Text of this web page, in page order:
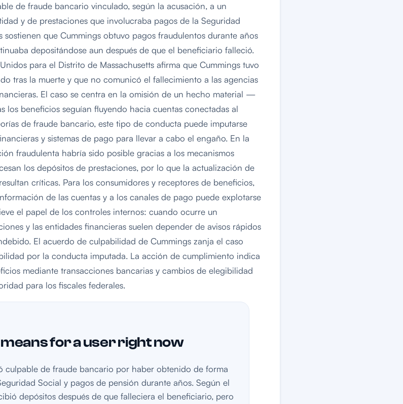
de fraude bancario vinculado, según la acusación, a un
y de prestaciones que involucraba pagos de la Seguridad
sostienen que Cummings obtuvo pagos fraudulentos durante años
depositándose aun después de que el beneficiario falleció.
para el Distrito de Massachusetts afirma que Cummings tuvo
tras la muerte y que no comunicó el fallecimiento a las agencias
El caso se centra en la omisión de un hecho material —
beneficios seguían fluyendo hacia cuentas conectadas al
de fraude bancario, este tipo de conducta puede imputarse
y sistemas de pago para llevar a cabo el engaño. En la
fraudulenta habría sido posible gracias a los mecanismos
los depósitos de prestaciones, por lo que la actualización de
críticas. Para los consumidores y receptores de beneficios,
de las cuentas y a los canales de pago puede explotarse
el papel de los controles internos: cuando ocurre un
y las entidades financieras suelen depender de avisos rápidos
El acuerdo de culpabilidad de Cummings zanja el caso
por la conducta imputada. La acción de cumplimiento indica
mediante transacciones bancarias y cambios de elegibilidad
para los fiscales federales.
for a user right now
culpable de fraude bancario por haber obtenido de forma
Social y pagos de pensión durante años. Según el
depósitos después de que falleciera el beneficiario, pero